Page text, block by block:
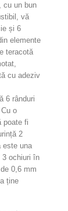
cu un bun
vă
și 6
elemente
teracotă
cu adeziv
6 rânduri
o
poate fi
2
este una
3 ochiuri în
0,6 mm
ține